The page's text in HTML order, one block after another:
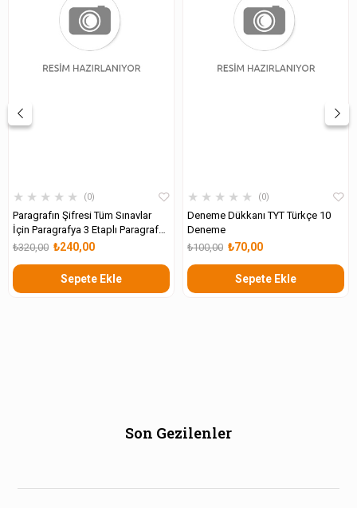
★ ★ ★ ★ ★ 0
Paragrafın Şifresi Tüm Sınavlar
İçin Paragrafya 3 Etaplı Paragraf
Denemeleri₺240,00
₺320,00
Sepete Ekle
★ ★ ★ ★ ★ 0
Deneme Dükkanı TYT Türkçe 10
Deneme
₺70,00
₺100,00
Sepete Ekle
Son Gezilenler